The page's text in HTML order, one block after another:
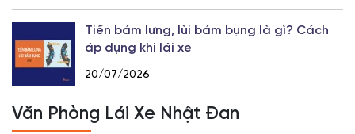
Tiến bám lưng, lùi bám bụng là gì? Cách
áp dụng khi lái xe
20/07/2026
Văn Phòng Lái Xe Nhật Đan